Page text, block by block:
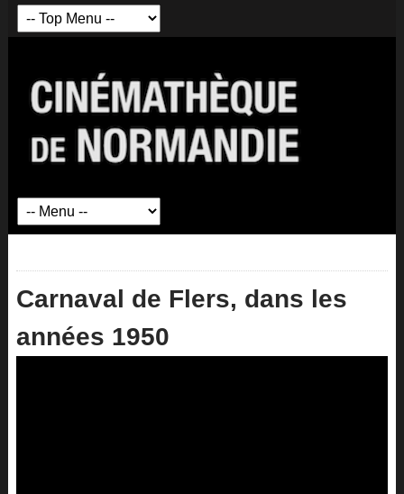
Carnaval de Flers, dans les
années 1950